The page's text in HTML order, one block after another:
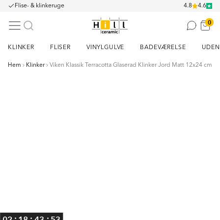
Flise- & klinkeruge 4.8 4.6
0
KLINKER FLISER VINYLGULVE BADEVÆRELSE
Hem Klinker Viken Klassik Terracotta Glaserad Klinker Jord Matt 12x24 cm